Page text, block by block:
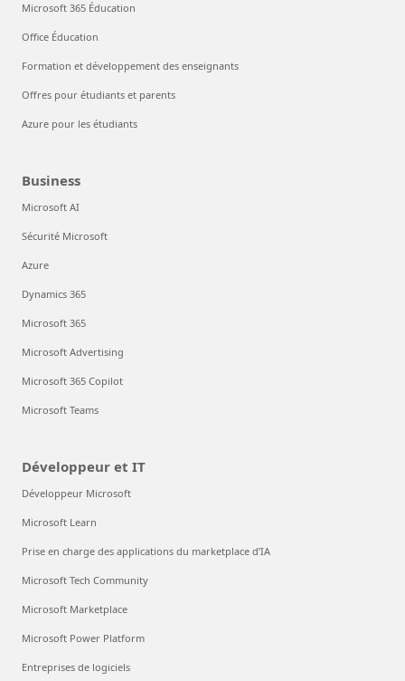
Microsoft 365 Éducation
Office Éducation
Formation et développement des enseignants
Offres pour étudiants et parents
Azure pour les étudiants
Business
Microsoft AI
Sécurité Microsoft
Azure
Dynamics 365
Microsoft 365
Microsoft Advertising
Microsoft 365 Copilot
Microsoft Teams
Développeur et IT
Développeur Microsoft
Microsoft Learn
Prise en charge des applications du marketplace d’IA
Microsoft Tech Community
Microsoft Marketplace
Microsoft Power Platform
Entreprises de logiciels